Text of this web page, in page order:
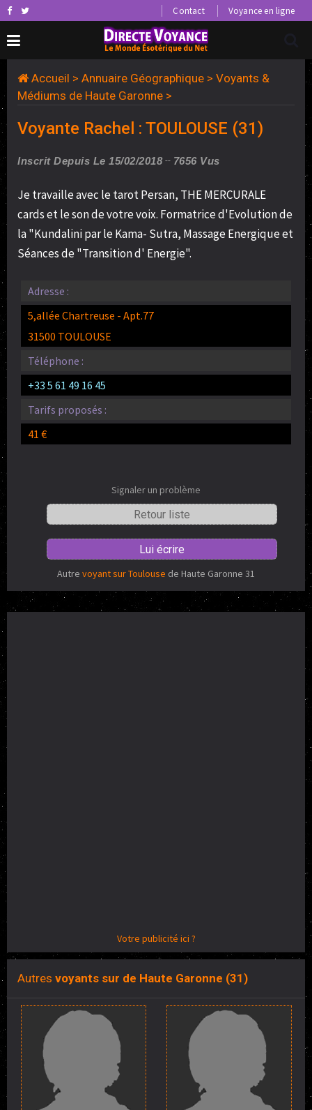
Contact Voyance en ligne
Accueil > Annuaire Géographique > Voyants &
Médiums de Haute Garonne >
Voyante Rachel : TOULOUSE (31)
Inscrit Depuis Le 15/02/2018 7656 Vus
Je travaille avec le tarot Persan, THE MERCURALE
cards et le son de votre voix. Formatrice d'Evolution de
la "Kundalini par le Kama- Sutra, Massage Energique et
Séances de "Transition d' Energie".
Adresse :
5,allée Chartreuse - Apt.77
31500 TOULOUSE
Téléphone :
+33 5 61 49 16 45
Tarifs proposés :
41 €
Signaler un problème
Retour liste
Lui écrire
Autre voyant sur Toulouse de Haute Garonne 31
Votre publicité ici ?
Autres voyants sur de Haute Garonne (31)